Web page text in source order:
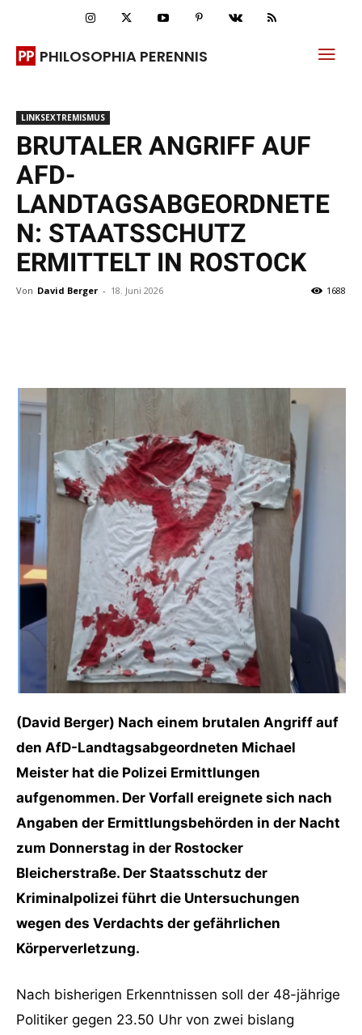
PHILOSOPHIA PERENNIS
LINKSEXTREMISMUS
BRUTALER ANGRIFF AUF
AFD-
LANDTAGSABGEORDNETE
N: STAATSSCHUTZ
ERMITTELT IN ROSTOCK
Von David Berger - 18. Juni 2026 1688
(David Berger) Nach einem brutalen Angriff auf
den AfD-Landtagsabgeordneten Michael
Meister hat die Polizei Ermittlungen
aufgenommen. Der Vorfall ereignete sich nach
Angaben der Ermittlungsbehörden in der Nacht
zum Donnerstag in der Rostocker
Bleicherstraße. Der Staatsschutz der
Kriminalpolizei führt die Untersuchungen
wegen des Verdachts der gefährlichen
Körperverletzung.
Nach bisherigen Erkenntnissen soll der 48-jährige
Politiker gegen 23.50 Uhr von zwei bislang